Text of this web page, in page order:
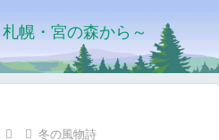
幌・宮の森から～
冬の風物詩